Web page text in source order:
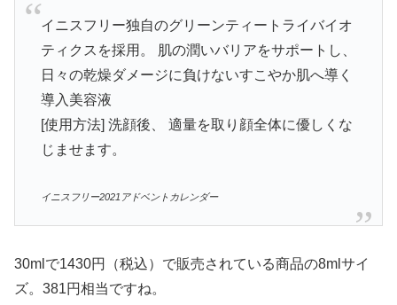
イニスフリー独自のグリーンティートライバイオ
ティクスを採用。 肌の潤いバリアをサポートし、
日々の乾燥ダメージに負けないすこやか肌へ導く
導入美容液
[使用方法] 洗顔後、 適量を取り顔全体に優しくな
じませます。
イニスフリー2021アドベントカレンダー
30mlで1430円（税込）で販売されている商品の8mlサイ
ズ。381円相当ですね。